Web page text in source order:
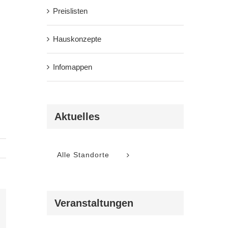
Preislisten
Hauskonzepte
Infomappen
Aktuelles
Alle Standorte
Veranstaltungen